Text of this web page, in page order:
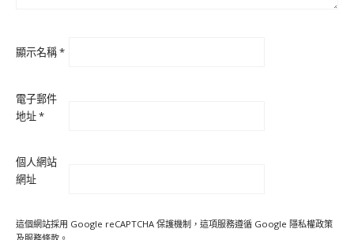
顯示名稱*
電子郵件
地址*
個人網站
網址
這個網站採用 Google reCAPTCHA 保護機制，這項服務遵循 Google 隱私權政策